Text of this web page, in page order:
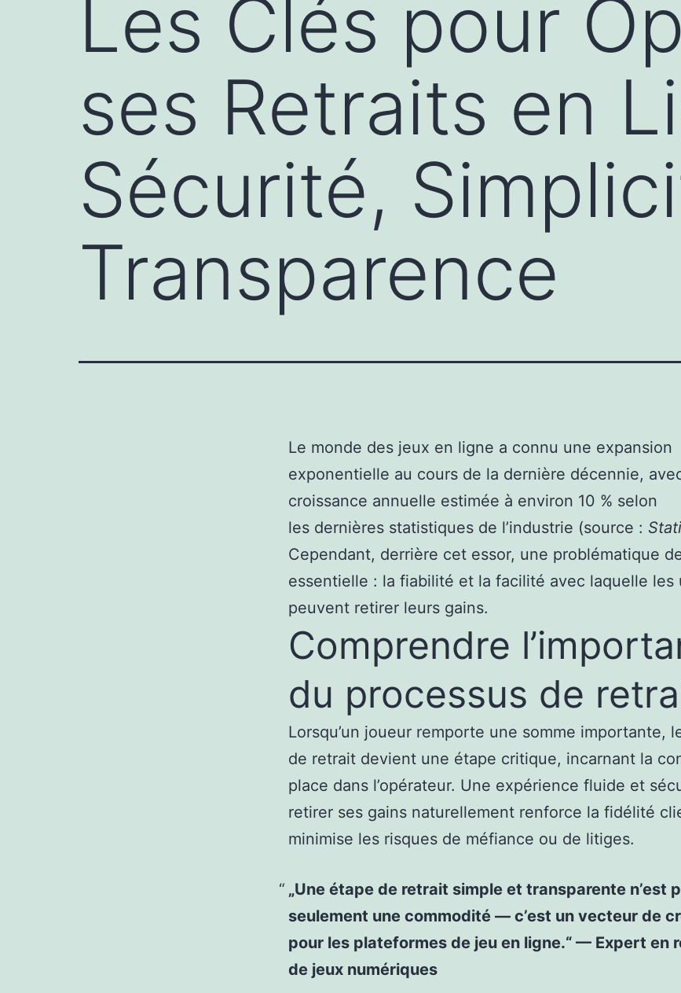
Les Clés pour
ses Retraits en
Sécurité,
Transparence
Le monde des jeux en ligne a connu une expansion
exponentielle au cours de la dernière décennie,
croissance annuelle estimée à environ 10 % selon
les dernières statistiques de l’industrie (source :
Cependant, derrière cet essor, une problématique
essentielle : la fiabilité et la facilité avec laquelle les
peuvent retirer leurs gains.
Comprendre
du processus de
Lorsqu’un joueur remporte une somme importante,
de retrait devient une étape critique, incarnant la
place dans l’opérateur. Une expérience fluide et
retirer ses gains naturellement renforce la fidélité
minimise les risques de méfiance ou de litiges.
„Une étape de retrait simple et transparente n’est
seulement une commodité — c’est un vecteur de
pour les plateformes de jeu en ligne.“ — Expert en
de jeux numériques